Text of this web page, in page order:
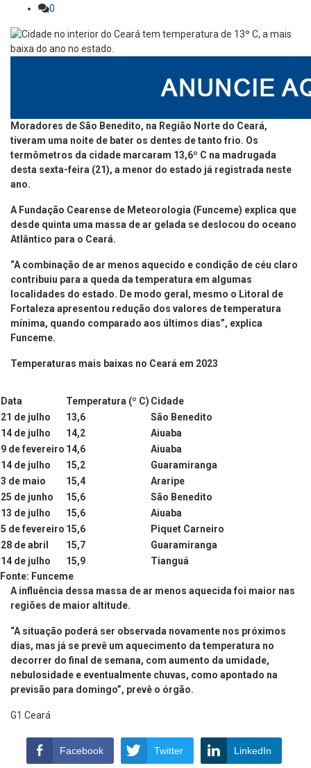
0
Moradores de São Benedito, na Região Norte do Ceará,
tiveram uma noite de bater os dentes de tanto frio. Os
termômetros da cidade marcaram 13,6º C na madrugada
desta sexta-feira (21), a menor do estado já registrada neste
ano.
A Fundação Cearense de Meteorologia (Funceme) explica que
desde quinta uma massa de ar gelada se deslocou do oceano
Atlântico para o Ceará.
“A combinação de ar menos aquecido e condição de céu claro
contribuiu para a queda da temperatura em algumas
localidades do estado. De modo geral, mesmo o Litoral de
Fortaleza apresentou redução dos valores de temperatura
mínima, quando comparado aos últimos dias”, explica
Funceme.
Temperaturas mais baixas no Ceará em 2023
Data Temperatura (º C) Cidade
21 de julho
13,6
São Benedito
14 de julho
14,2
Aiuaba
9 de fevereiro 14,6
Aiuaba
14 de julho
15,2
Guaramiranga
3 de maio
15,4
Araripe
25 de junho
15,6
São Benedito
13 de julho
15,6
Aiuaba
5 de fevereiro 15,6
Piquet Carneiro
28 de abril
15,7
Guaramiranga
14 de julho
15,9
Tianguá
Fonte: Funceme
A influência dessa massa de ar menos aquecida foi maior nas
regiões de maior altitude.
“A situação poderá ser observada novamente nos próximos
dias, mas já se prevê um aquecimento da temperatura no
decorrer do final de semana, com aumento da umidade,
nebulosidade e eventualmente chuvas, como apontado na
previsão para domingo”, prevê o órgão.
G1 Ceará
Facebook Twitter LinkedIn